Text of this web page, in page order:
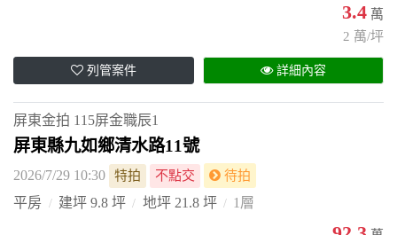
3.4 萬
2 萬/坪
列管案件 詳細內容
屏東金拍 115屏金職辰1
屏東縣九如鄉清水路11號
2026/7/29 10:30 特拍 不點交 待拍
平房 建坪 9.8 坪 地坪 21.8 坪 1層